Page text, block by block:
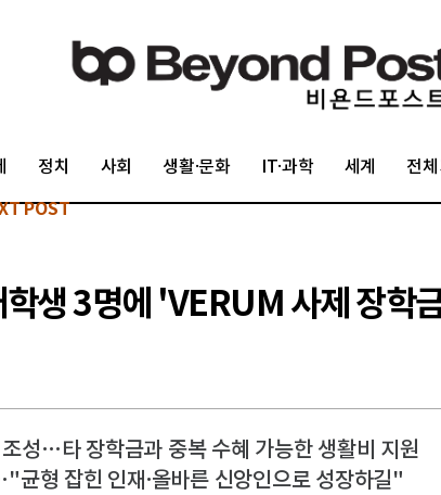
정치 사회 생활·문화 IT·과학 세계 전
POST
생 3명에 'VERUM 사제 장학
성…타 장학금과 중복 수혜 가능한 생활비 지원
균형 잡힌 인재·올바른 신앙인으로 성장하길"